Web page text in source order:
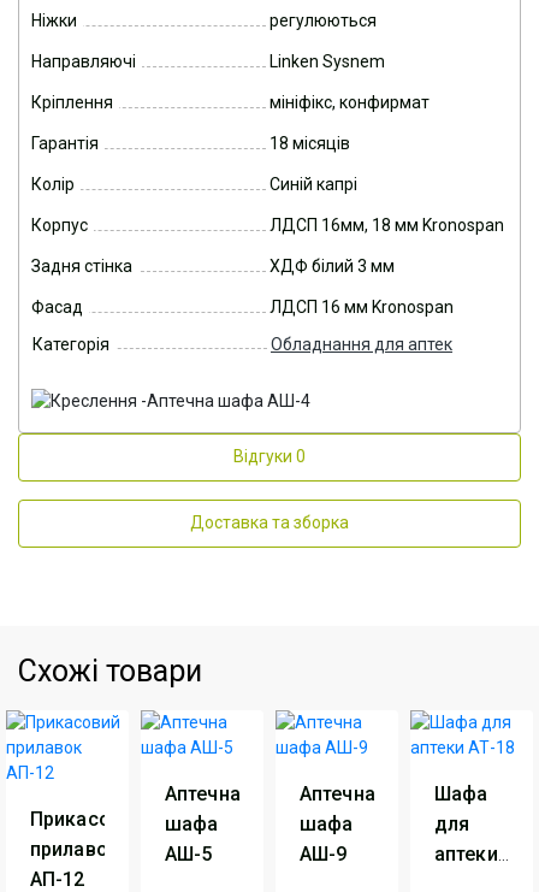
Ніжки регулюються
Направляючі Linken Sysnem
Кріплення мініфікс, конфирмат
Гарантія 18 місяців
Колір Синій капрі
Корпус ЛДСП 16мм, 18 мм Kronospan
Задня стінка ХДФ білий 3 мм
Фасад
ЛДСП 16 мм Kronospan
Категорія
Обладнання для аптек
Відгуки 0
Доставка та зборка
Схожі товари
Прикасовий
прилавок
АП-12
Аптечна
шафа
АШ-5
Аптечна
шафа
АШ-9
Шафа
для
аптеки